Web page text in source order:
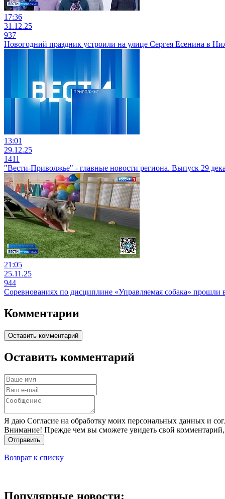
17:36
31.12.25
937
Новогодний праздник устроили на улице Сергея Есенина в
13:01
29.12.25
1411
"Вести-Приволжье" - главные новости региона. Выпуск 29
21:05
25.11.25
944
Соревнованиях по дисциплине «Управляемая собака»
Комментарии
Оставить комментарий
Оставить комментарий
Я даю Согласие на обработку моих персональных данных и
Внимание! Прежде чем вы сможете увидеть свой комментарий,
Отправить
Возврат к списку
Популярные новости: